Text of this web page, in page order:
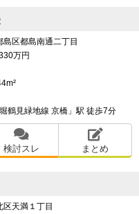
島区都島南通二丁目
万円
鶴見緑地線 京橋」駅 徒歩7分
検討スレ まとめ
天満１丁目